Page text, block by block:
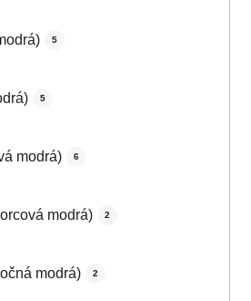
5
5
modrá) 6
modrá) 2
modrá) 2